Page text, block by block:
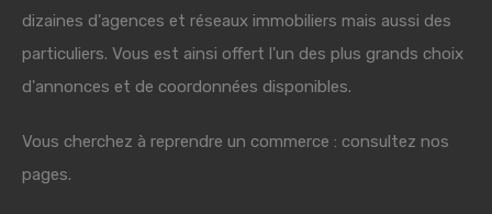
dizaines d'agences et réseaux immobiliers mais aussi des
particuliers. Vous est ainsi offert l'un des plus grands choix
d'annonces et de coordonnées disponibles.
Vous cherchez à reprendre un commerce : consultez nos
pages.